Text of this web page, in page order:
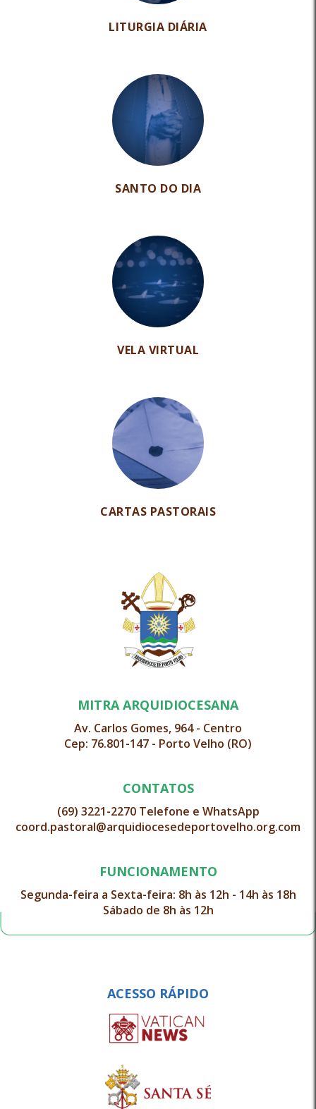
LITURGIA DIÁRIA
SANTO DO DIA
VELA VIRTUAL
CARTAS PASTORAIS
MITRA ARQUIDIOCESANA
Av. Carlos Gomes, 964 - Centro
Cep: 76.801-147 - Porto Velho (RO)
CONTATOS
(69) 3221-2270 Telefone e WhatsApp
coord.pastoral@arquidiocesedeportovelho.org.com
FUNCIONAMENTO
Segunda-feira a Sexta-feira: 8h às 12h - 14h às 18h
Sábado de 8h às 12h
ACESSO RÁPIDO